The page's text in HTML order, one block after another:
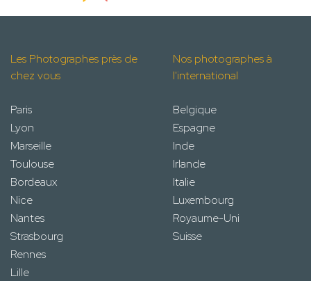
Les Photographes près de
chez vous
Paris
Lyon
Marseille
Toulouse
Bordeaux
Nice
Nantes
Strasbourg
Rennes
Lille
Nos photographes à
l'international
Belgique
Espagne
Inde
Irlande
Italie
Luxembourg
Royaume-Uni
Suisse